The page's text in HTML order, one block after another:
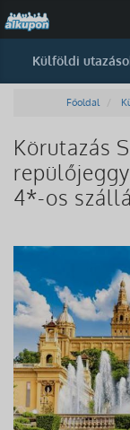
Külföldi
Főoldal
Körutazás
4*-os